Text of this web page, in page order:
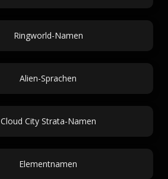
Ringworld-Namen
Alien-Sprachen
Cloud City Strata-Namen
Elementnamen